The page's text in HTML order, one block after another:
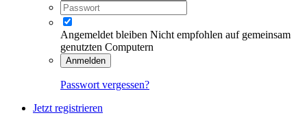
Angemeldet bleiben Nicht empfohlen auf gemeinsam
genutzten Computern
Anmelden
Passwort vergessen?
Jetzt registrieren